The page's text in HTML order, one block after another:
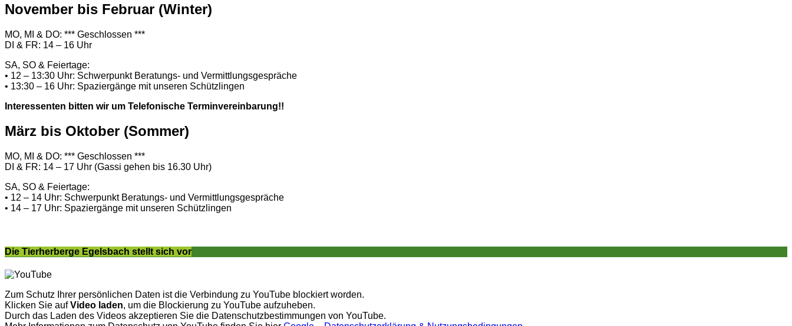
November bis Februar (Winter)
MO, MI & DO: *** Geschlossen ***
DI & FR: 14 – 16 Uhr
SA, SO & Feiertage:
• 12 – 13:30 Uhr: Schwerpunkt Beratungs- und Vermittlungsgespräche
• 13:30 – 16 Uhr: Spaziergänge mit unseren Schützlingen
Interessenten bitten wir um Telefonische Terminvereinbarung!!
März bis Oktober (Sommer)
MO, MI & DO: *** Geschlossen ***
DI & FR: 14 – 17 Uhr (Gassi gehen bis 16.30 Uhr)
SA, SO & Feiertage:
• 12 – 14 Uhr: Schwerpunkt Beratungs- und Vermittlungsgespräche
• 14 – 17 Uhr: Spaziergänge mit unseren Schützlingen
Die Tierherberge Egelsbach stellt sich vor
Zum Schutz Ihrer persönlichen Daten ist die Verbindung zu YouTube blockiert worden.
Klicken Sie aufVideo laden, um die Blockierung zu YouTube aufzuheben.
Durch das Laden des Videos akzeptieren Sie die Datenschutzbestimmungen von YouTube.